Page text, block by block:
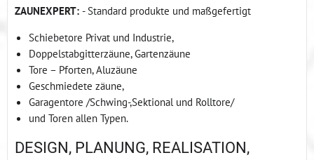
ZAUNEXPERT: - Standard produkte und maßgefertigt
Schiebetore Privat und Industrie,
Doppelstabgitterzäune, Gartenzäune
Tore – Pforten, Aluzäune
Geschmiedete zäune,
Garagentore /Schwing-,Sektional und Rolltore/
und Toren allen Typen.
DESIGN, PLANUNG, REALISATION,